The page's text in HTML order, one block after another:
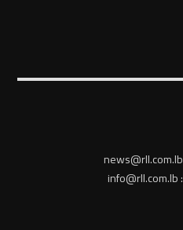
: info@rll.com.lb